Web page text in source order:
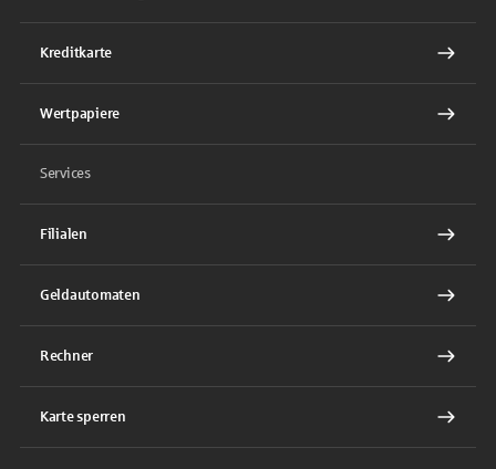
Kreditkarte
Wertpapiere
Services
Filialen
Geldautomaten
Rechner
Karte sperren